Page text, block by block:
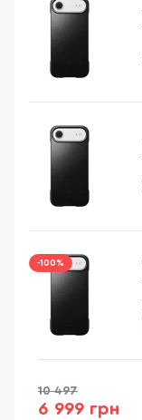
-100%
10 497
6 999 грн